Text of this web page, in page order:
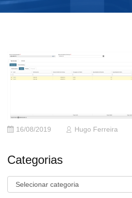
16/08/2019 Hugo Ferreira
Categorias
Categorias